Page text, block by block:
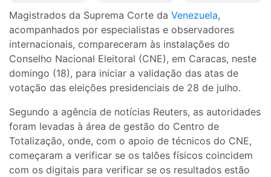
Magistrados da Suprema Corte da Venezuela,
acompanhados por especialistas e observadores
internacionais, compareceram às instalações do
Conselho Nacional Eleitoral (CNE), em Caracas, neste
domingo (18), para iniciar a validação das atas de
votação das eleições presidenciais de 28 de julho.
Segundo a agência de notícias Reuters, as autoridades
foram levadas à área de gestão do Centro de
Totalização, onde, com o apoio de técnicos do CNE,
começaram a verificar se os talões físicos coincidem
com os digitais para verificar se os resultados estão